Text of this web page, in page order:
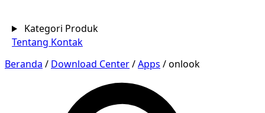
Kategori Produk
Tentang Kontak
Beranda / Download Center/Apps /onlook